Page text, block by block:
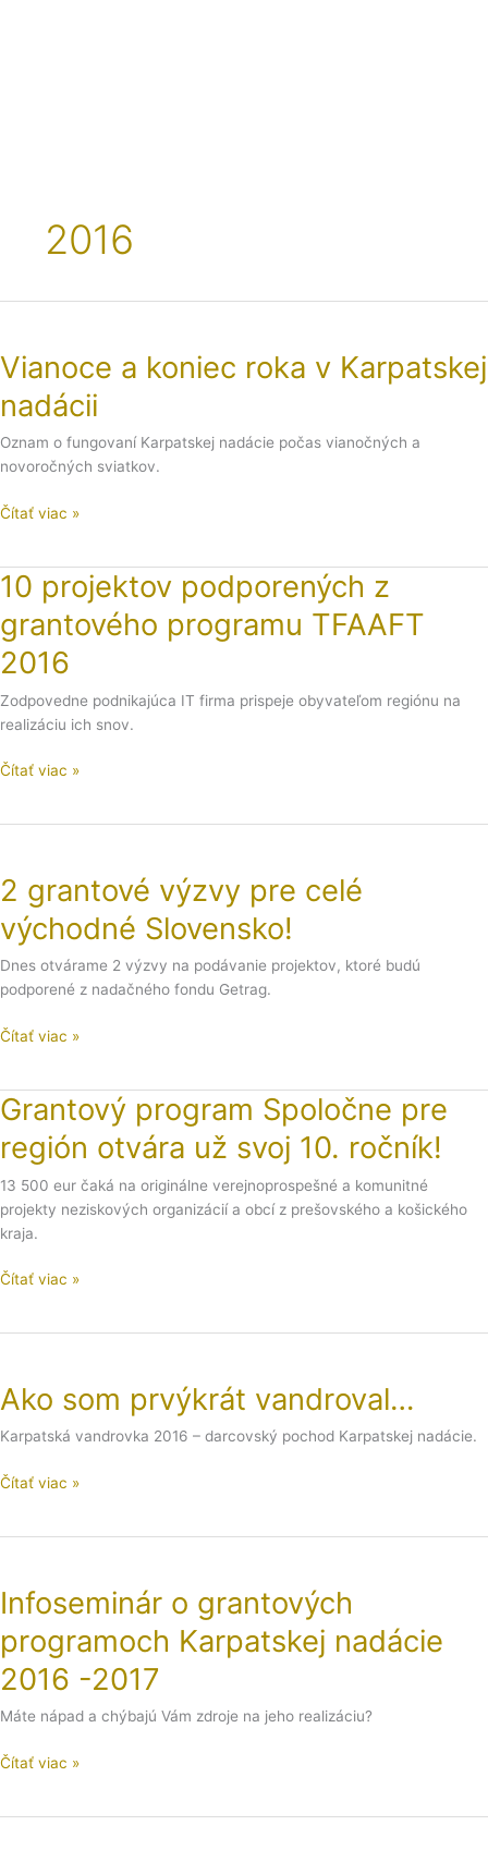
2016
Vianoce a koniec roka v Karpatskej
nadácii
Oznam o fungovaní Karpatskej nadácie počas vianočných a
novoročných sviatkov.
koniec
v
Karpatskej
Čítať viac »
10 projektov podporených z
grantového programu TFAAFT
2016
Zodpovedne podnikajúca IT firma prispeje obyvateľom regiónu na
realizáciu ich snov.
10
projektov
podporených
z
grantového
programu
TFAAFT
Čítať viac »
2 grantové výzvy pre celé
východné Slovensko!
Dnes otvárame 2 výzvy na podávanie projektov, ktoré budú
podporené z nadačného fondu Getrag.
výzvy
celé
východné
Slovensko!
Čítať viac »
Grantový program Spoločne pre
región otvára už svoj 10. ročník!
13 500 eur čaká na originálne verejnoprospešné a komunitné
projekty neziskových organizácií a obcí z prešovského a košického
kraja.
Grantový
program
Spoločne
otvára
svoj
Čítať viac »
Ako som prvýkrát vandroval…
Karpatská vandrovka 2016 – darcovský pochod Karpatskej nadácie.
prvýkrát
vandroval…
Čítať viac »
Infoseminár o grantových
programoch Karpatskej nadácie
2016 -2017
Máte nápad a chýbajú Vám zdroje na jeho realizáciu?
grantových
programoch
Karpatskej
nadácie
2016
-2017
Čítať viac »